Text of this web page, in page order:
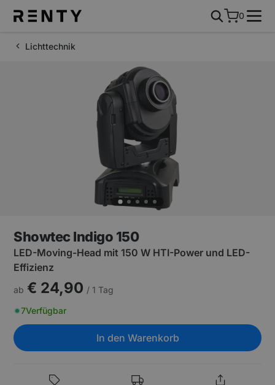
0
Lichttechnik
Showtec Indigo 150
LED-Moving-Head mit 150 W HTI-Power und LED-
Effizienz
ab € 24,90 / 1 Tag
7Verfügbar
In den Warenkorb